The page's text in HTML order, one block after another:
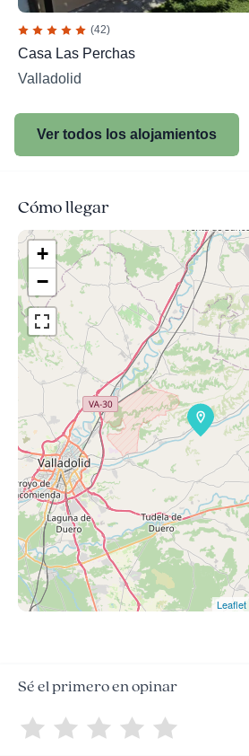
(42)
Casa Las Perchas
Valladolid
Ver todos los alojamientos
Cómo llegar
+
−
Leaflet
Sé el primero en opinar